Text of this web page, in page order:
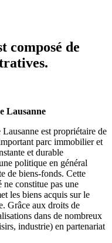
composé de
Lausanne
est propriétaire de
parc immobilier et
et durable
politique en général
de biens-fonds. Cette
constitue pas une
les biens acquis sur le
Grâce aux droits de
dans de nombreux
industrie) en partenariat